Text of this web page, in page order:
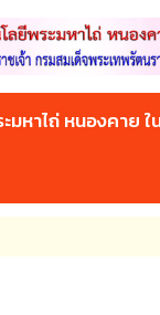
มหาไถ่ หนองคาย